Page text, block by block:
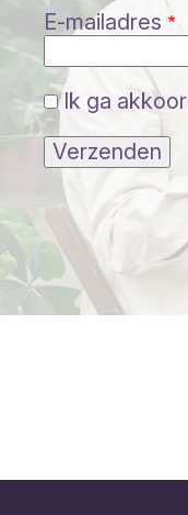
E-mailadres
Ik ga
Verzenden